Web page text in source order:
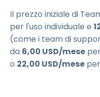
Il prezzo iniziale di
per l'uso individuale e
(come i team di
da 6,00 USD/mese
o 22,00 USD/mese